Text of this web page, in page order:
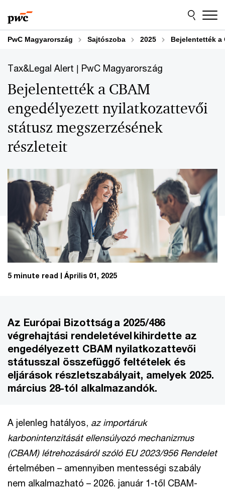
to
content
to
footer
PwC Magyarország Sajtószoba 2025 Bejelentették a
Tax&Legal Alert | PwC Magyarország
Bejelentették a CBAM
engedélyezett nyilatkozattevői
státusz megszerzésének
részleteit
5 minute read Április 01, 2025
Az Európai Bizottság a 2025/486
végrehajtási rendeletével kihirdette az
engedélyezett CBAM nyilatkozattevői
státusszal összefüggő feltételek és
eljárások részletszabályait, amelyek 2025.
március 28-tól alkalmazandók.
A jelenleg hatályos, az importáruk
karbonintenzitását ellensúlyozó mechanizmus
(CBAM) létrehozásáról szóló EU 2023/956 Rendelet
értelmében – amennyiben mentességi szabály
nem alkalmazható – 2026. január 1-től CBAM-